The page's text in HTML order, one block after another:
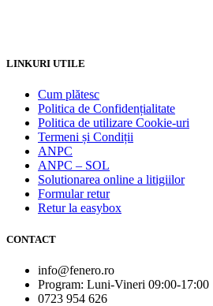
LINKURI UTILE
Cum plătesc
Politica de Confidențialitate
Politica de utilizare Cookie-uri
Termeni și Condiții
ANPC
ANPC – SOL
Solutionarea online a litigiilor
Formular retur
Retur la easybox
CONTACT
info@fenero.ro
Program: Luni-Vineri 09:00-17:00
0723 954 626